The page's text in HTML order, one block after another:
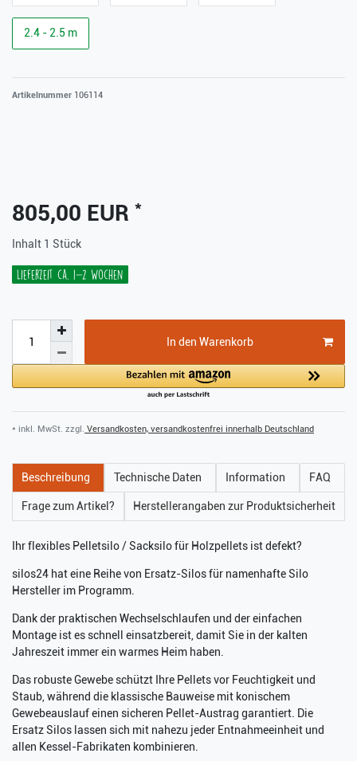
2.4 - 2.5 m
Artikelnummer 106114
805,00 EUR *
Inhalt 1 Stück
Lieferzeit ca. 1-2 Wochen
In den Warenkorb
* inkl. MwSt. zzgl. Versandkosten, versandkostenfrei innerhalb Deutschland
Beschreibung Technische Daten Information FAQ
Frage zum Artikel? Herstellerangaben zur Produktsicherheit
Ihr flexibles Pelletsilo / Sacksilo für Holzpellets ist defekt?
silos24 hat eine Reihe von Ersatz-Silos für namenhafte Silo
Hersteller im Programm.
Dank der praktischen Wechselschlaufen und der einfachen
Montage ist es schnell einsatzbereit, damit Sie in der kalten
Jahreszeit immer ein warmes Heim haben.
Das robuste Gewebe schützt Ihre Pellets vor Feuchtigkeit und
Staub, während die klassische Bauweise mit konischem
Gewebeauslauf einen sicheren Pellet-Austrag garantiert. Die
Ersatz Silos lassen sich mit nahezu jeder Entnahmeeinheit und
allen Kessel-Fabrikaten kombinieren.